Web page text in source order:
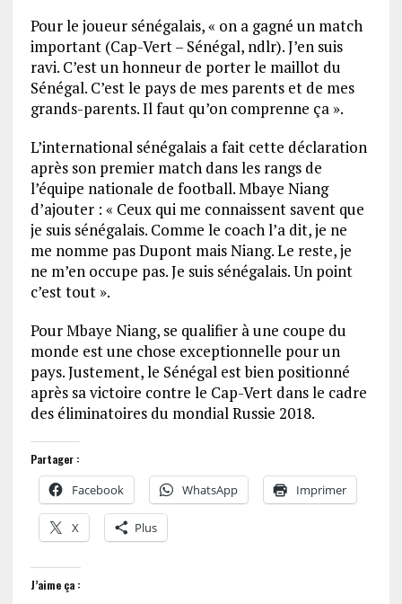
Pour le joueur sénégalais, « on a gagné un match
important (Cap-Vert – Sénégal, ndlr). J’en suis
ravi. C’est un honneur de porter le maillot du
Sénégal. C’est le pays de mes parents et de mes
grands-parents. Il faut qu’on comprenne ça ».
L’international sénégalais a fait cette déclaration
après son premier match dans les rangs de
l’équipe nationale de football. Mbaye Niang
d’ajouter : « Ceux qui me connaissent savent que
je suis sénégalais. Comme le coach l’a dit, je ne
me nomme pas Dupont mais Niang. Le reste, je
ne m’en occupe pas. Je suis sénégalais. Un point
c’est tout ».
Pour Mbaye Niang, se qualifier à une coupe du
monde est une chose exceptionnelle pour un
pays. Justement, le Sénégal est bien positionné
après sa victoire contre le Cap-Vert dans le cadre
des éliminatoires du mondial Russie 2018.
Partager :
Facebook WhatsApp Imprimer
X Plus
J’aime ça :